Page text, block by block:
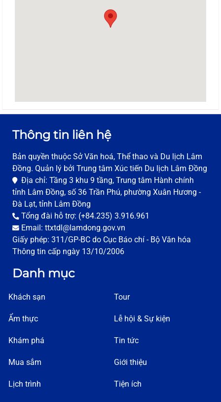
Thông tin liên hệ
Bản quyền thuộc Sở Văn hoá, Thể thao và Du lịch Lâm
Đồng. Quản lý bởi Trung tâm Xúc tiến Du lịch Lâm Đồng
Địa chỉ: Tầng 3 khu 9 tầng, Trung tâm Hành chính
tỉnh Lâm Đồng, số 36 Trần Phú, phường Xuân Hương -
Đà Lạt, tỉnh Lâm Đồng
Tổng đài hỗ trợ: (+84.235) 3.916.961
Email: ttxtdl@lamdong.gov.vn
Giấy phép: 311/GP-BC do Cục Báo chí - Bộ Văn hóa
Thông tin cấp ngày 13/10/2006
Danh mục
Khách sạn
Ẩm thực
Khám phá
Mua sắm
Lịch trình
Tour
Lễ hội & Sự kiện
Tin tức
Giới thiệu
Tiện ích